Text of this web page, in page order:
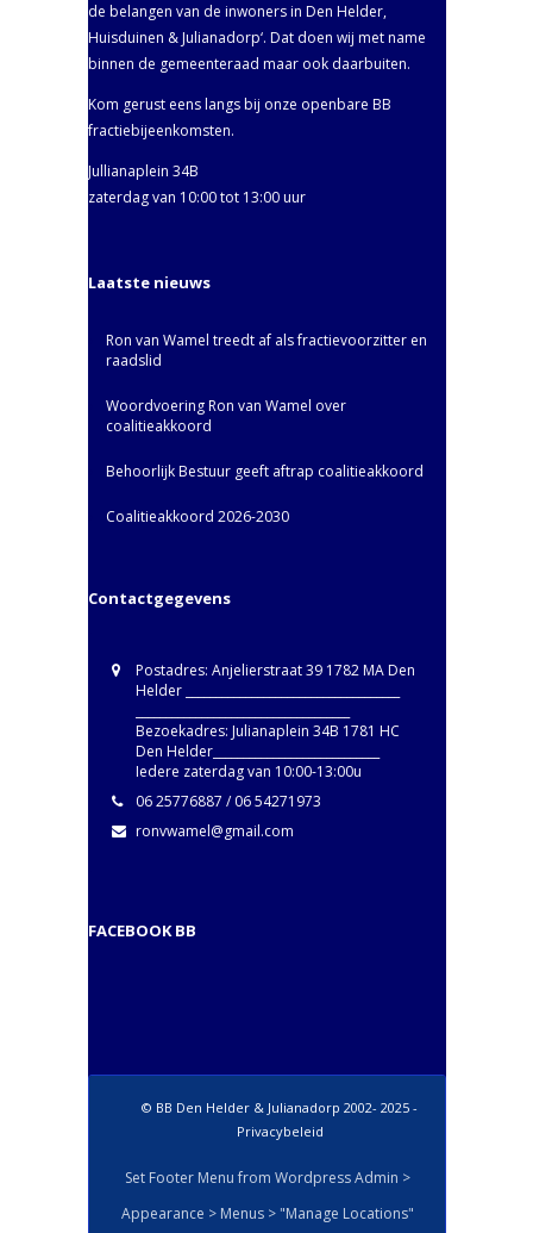
de belangen van de inwoners in Den Helder,
Huisduinen & Julianadorp‘. Dat doen wij met name
binnen de gemeenteraad maar ook daarbuiten.
Kom gerust eens langs bij onze openbare BB
fractiebijeenkomsten.
Jullianaplein 34B
zaterdag van 10:00 tot 13:00 uur
Laatste nieuws
Ron van Wamel treedt af als fractievoorzitter en
raadslid
Woordvoering Ron van Wamel over
coalitieakkoord
Behoorlijk Bestuur geeft aftrap coalitieakkoord
Coalitieakkoord 2026-2030
Contactgegevens
Postadres: Anjelierstraat 39 1782 MA Den
Helder ____________________________________
Bezoekadres: Julianaplein 34B 1781 HC
Den Helder____________________________
Iedere zaterdag van 10:00-13:00u
06 25776887 / 06 54271973
ronvwamel@gmail.com
FACEBOOK BB
© BB Den Helder & Julianadorp 2002- 2025 -
Privacybeleid
Set Footer Menu from Wordpress Admin >
Appearance > Menus > "Manage Locations"